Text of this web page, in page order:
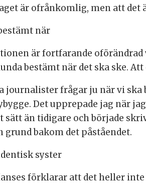
är ofrånkomlig, men att det
när
är fortfarande
bestämt när det ska ske.
journalister frågar ju när vi
Det upprepade jag när
sätt än tidigare och började
grund bakom det påståendet.
syster
förklarar att det heller